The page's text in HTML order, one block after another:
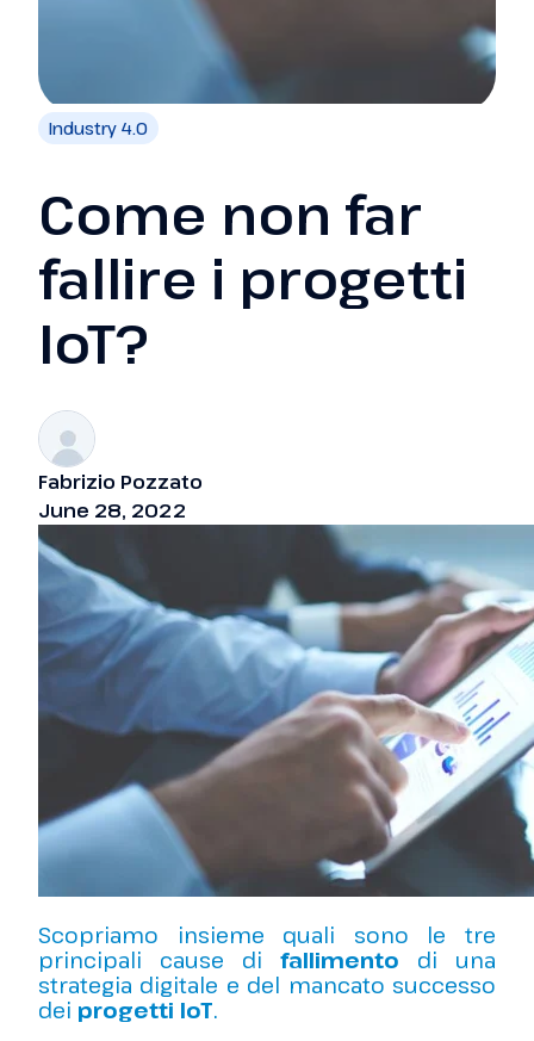
Industry 4.0
Come non far
fallire i progetti
IoT?
Fabrizio Pozzato
June 28, 2022
Scopriamo insieme quali sono le tre
principali cause di fallimento di una
strategia digitale e del mancato successo
dei progetti IoT.